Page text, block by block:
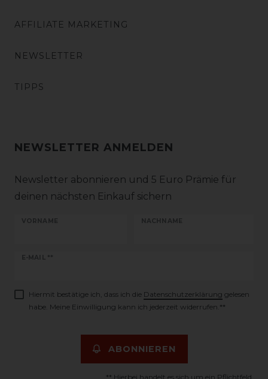
AFFILIATE MARKETING
NEWSLETTER
TIPPS
NEWSLETTER ANMELDEN
Newsletter abonnieren und 5 Euro Prämie für
deinen nächsten Einkauf sichern
VORNAME NACHNAME
E-MAIL **
Newsletter
Hiermit bestätige ich, dass ich die Daten­schutz­erklärung gelesen
habe. Meine Einwilligung kann ich jederzeit widerrufen.**
ABONNIEREN
** Hierbei handelt es sich um ein Pflichtfeld.